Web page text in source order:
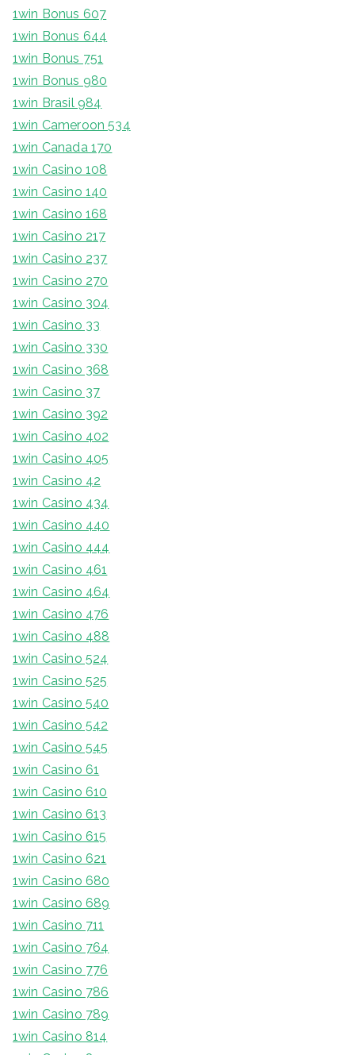
1win Bonus 607
1win Bonus 644
1win Bonus 751
1win Bonus 980
1win Brasil 984
1win Cameroon 534
1win Canada 170
1win Casino 108
1win Casino 140
1win Casino 168
1win Casino 217
1win Casino 237
1win Casino 270
1win Casino 304
1win Casino 33
1win Casino 330
1win Casino 368
1win Casino 37
1win Casino 392
1win Casino 402
1win Casino 405
1win Casino 42
1win Casino 434
1win Casino 440
1win Casino 444
1win Casino 461
1win Casino 464
1win Casino 476
1win Casino 488
1win Casino 524
1win Casino 525
1win Casino 540
1win Casino 542
1win Casino 545
1win Casino 61
1win Casino 610
1win Casino 613
1win Casino 615
1win Casino 621
1win Casino 680
1win Casino 689
1win Casino 711
1win Casino 764
1win Casino 776
1win Casino 786
1win Casino 789
1win Casino 814